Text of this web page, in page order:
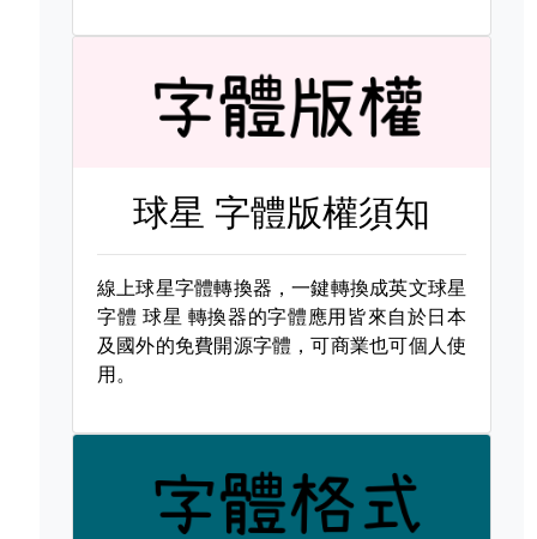
球星 字體版權須知
線上球星字體轉換器，一鍵轉換成英文球星
字體 球星 轉換器的字體應用皆來自於日本
及國外的免費開源字體，可商業也可個人使
用。